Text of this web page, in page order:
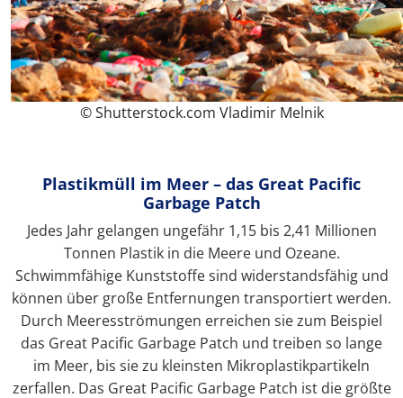
© Shutterstock.com Vladimir Melnik
Plastikmüll im Meer – das Great Pacific
Garbage Patch
Jedes Jahr gelangen ungefähr 1,15 bis 2,41 Millionen
Tonnen Plastik in die Meere und Ozeane.
Schwimmfähige Kunststoffe sind widerstandsfähig und
können über große Entfernungen transportiert werden.
Durch Meeresströmungen erreichen sie zum Beispiel
das Great Pacific Garbage Patch und treiben so lange
im Meer, bis sie zu kleinsten Mikroplastikpartikeln
zerfallen. Das Great Pacific Garbage Patch ist die größte